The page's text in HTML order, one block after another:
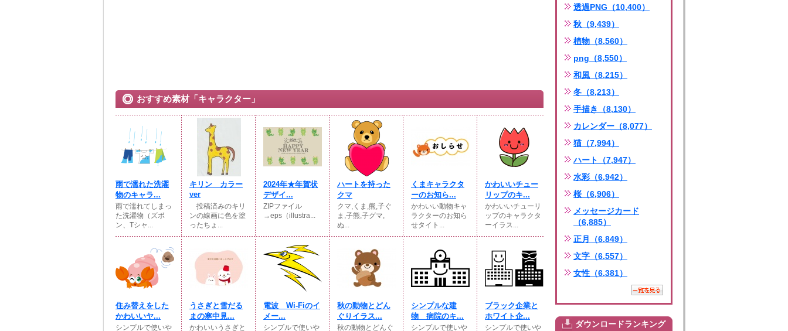
おすすめ素材「キャラクター」
雨で濡れた洗濯
物のキャラ...
雨で濡れてしまっ
た洗濯物（ズボ
ン、Tシャ...
キリン カラー
ver
投稿済みのキリ
ンの線画に色を塗
ったちょ...
2024年★年賀状
デザイ...
ZIPファイル
→eps（illustra...
ハートを持った
クマ
クマ,くま,熊,子ぐ
ま,子熊,子グマ,
ぬ...
くまキャラクタ
ーのお知ら...
かわいい動物キャ
ラクターのお知ら
せタイト...
かわいいチュー
リップのキ...
かわいいチューリ
ップのキャラクタ
ーイラス...
住み替えをした
かわいいヤ...
シンプルで使いや
うさぎと雪だる
まの寒中見...
かわいいうさぎと
電波 Wi-Fiのイ
メー...
シンプルで使いや
秋の動物とどん
ぐりイラス...
秋の動物とどんぐ
シンプルな建
物 病院のキ...
シンプルで使いや
ブラック企業と
ホワイト企...
シンプルで使いや
透過PNG（10,400）
秋（9,439）
植物（8,560）
png（8,550）
和風（8,215）
冬（8,213）
手描き（8,130）
カレンダー（8,077）
猫（7,994）
ハート（7,947）
水彩（6,942）
桜（6,906）
メッセージカード
（6,885）
正月（6,849）
文字（6,557）
女性（6,381）
ダウンロードランキング